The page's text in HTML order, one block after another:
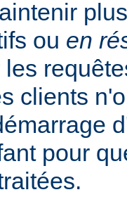
ou en
clients
pour